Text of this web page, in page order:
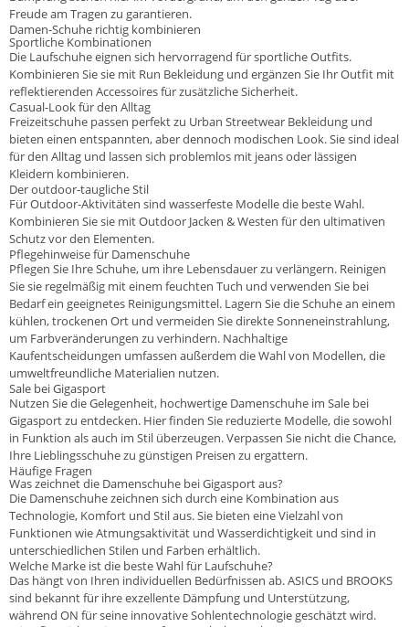
Freude am Tragen zu garantieren.
Damen-Schuhe richtig kombinieren
Sportliche Kombinationen
Die Laufschuhe eignen sich hervorragend für sportliche Outfits.
Kombinieren Sie sie mit Run Bekleidung und ergänzen Sie Ihr Outfit mit
reflektierenden Accessoires für zusätzliche Sicherheit.
Casual-Look für den Alltag
Freizeitschuhe passen perfekt zu Urban Streetwear Bekleidung und
bieten einen entspannten, aber dennoch modischen Look. Sie sind ideal
für den Alltag und lassen sich problemlos mit jeans oder lässigen
Kleidern kombinieren.
Der outdoor-taugliche Stil
Für Outdoor-Aktivitäten sind wasserfeste Modelle die beste Wahl.
Kombinieren Sie sie mitOutdoor Jacken & Westen für den ultimativen
Schutz vor den Elementen.
Pflegehinweise für Damenschuhe
Pflegen Sie Ihre Schuhe, um ihre Lebensdauer zu verlängern. Reinigen
Sie sie regelmäßig mit einem feuchten Tuch und verwenden Sie bei
Bedarf ein geeignetes Reinigungsmittel. Lagern Sie die Schuhe an einem
kühlen, trockenen Ort und vermeiden Sie direkte Sonneneinstrahlung,
um Farbveränderungen zu verhindern. Nachhaltige
Kaufentscheidungen umfassen außerdem die Wahl von Modellen, die
umweltfreundliche Materialien nutzen.
Sale bei Gigasport
Nutzen Sie die Gelegenheit, hochwertige Damenschuhe im Sale bei
Gigasport zu entdecken. Hier finden Sie reduzierte Modelle, die sowohl
in Funktion als auch im Stil überzeugen. Verpassen Sie nicht die Chance,
Ihre Lieblingsschuhe zu günstigen Preisen zu ergattern.
Häufige Fragen
Was zeichnet die Damenschuhe bei Gigasport aus?
Die Damenschuhe zeichnen sich durch eine Kombination aus
Technologie, Komfort und Stil aus. Sie bieten eine Vielzahl von
Funktionen wie Atmungsaktivität und Wasserdichtigkeit und sind in
unterschiedlichen Stilen und Farben erhältlich.
Welche Marke ist die beste Wahl für Laufschuhe?
Das hängt von Ihren individuellen Bedürfnissen ab.ASICS und BROOKS
sind bekannt für ihre exzellente Dämpfung und Unterstützung,
während ON für seine innovative Sohlentechnologie geschätzt wird.